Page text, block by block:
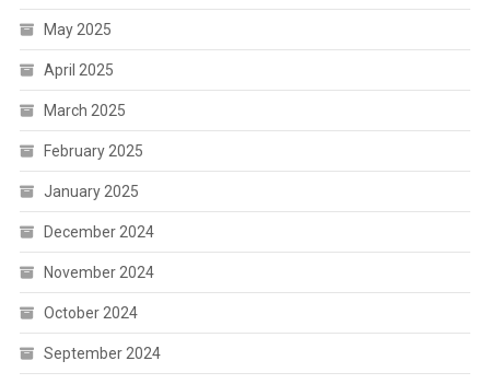
May 2025
April 2025
March 2025
February 2025
January 2025
December 2024
November 2024
October 2024
September 2024